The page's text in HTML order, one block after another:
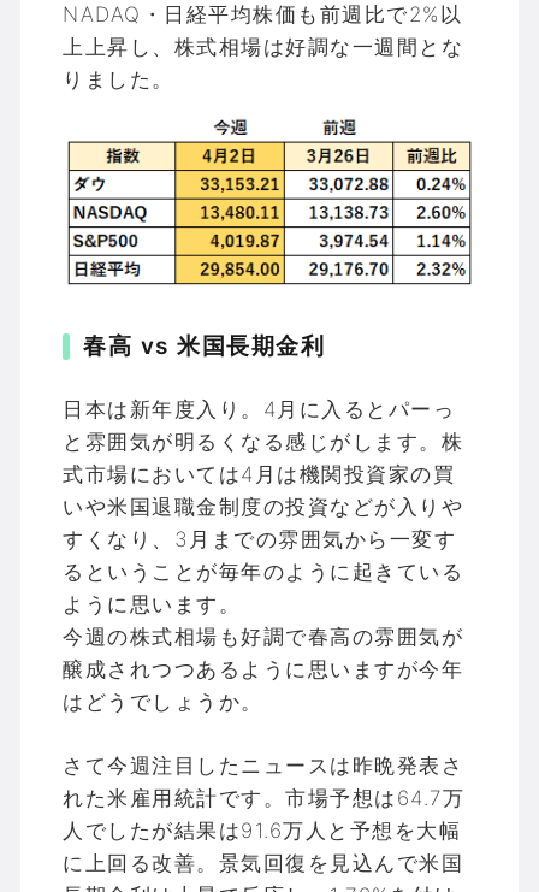
NADAQ・日経平均株価も前週比で2%以
上上昇し、株式相場は好調な一週間とな
りました。
春高 vs 米国長期金利
日本は新年度入り。4月に入るとパーっ
と雰囲気が明るくなる感じがします。株
式市場においては4月は機関投資家の買
いや米国退職金制度の投資などが入りや
すくなり、3月までの雰囲気から一変す
るということが毎年のように起きている
ように思います。
今週の株式相場も好調で春高の雰囲気が
醸成されつつあるように思いますが今年
はどうでしょうか。
さて今週注目したニュースは昨晩発表さ
れた米雇用統計です。市場予想は64.7万
人でしたが結果は91.6万人と予想を大幅
に上回る改善。景気回復を見込んで米国